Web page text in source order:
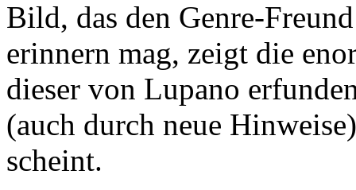
Bild, das den Genre-
erinnern mag, zeigt die
dieser von Lupano
(auch durch neue
scheint.